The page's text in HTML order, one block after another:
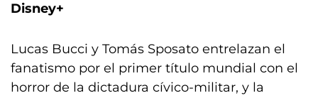
Disney+
Lucas Bucci y Tomás Sposato entrelazan el
fanatismo por el primer título mundial con el
horror de la dictadura cívico-militar, y la